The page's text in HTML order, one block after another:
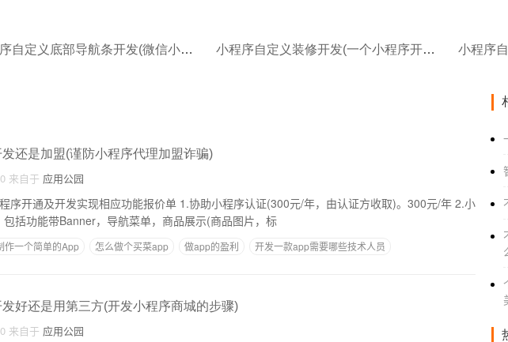
小程序自定义底部导航条开发(微信小程序开发工具) 小程序自定义装修开发(一个小程序开发账号可以开发多少个小程序) 小程序
还是加盟(谨防小程序代理加盟诈骗)
来自于 应用公园
相应功能报价单 1.协助小程序认证(300元/年，由认证方收取)。300元/年 2.小
括功能带Banner，导航菜单，商品展示(商品图片，标
作一个简单的App 怎么做个买菜app 做app的盈利
开发一款app需要哪些技术人员
好还是用第三方(开发小程序商城的步骤)
来自于 应用公园